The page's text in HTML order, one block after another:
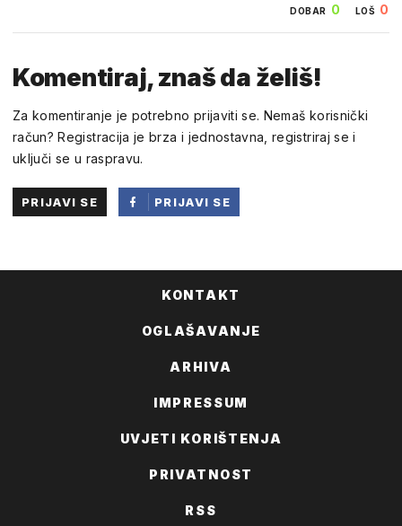
DOBAR 0 LOŠ 0
Komentiraj, znaš da želiš!
Za komentiranje je potrebno prijaviti se. Nemaš korisnički
račun? Registracija je brza i jednostavna, registriraj se i
uključi se u raspravu.
PRIJAVI SE
PRIJAVI SE
KONTAKT
OGLAŠAVANJE
ARHIVA
IMPRESSUM
UVJETI KORIŠTENJA
PRIVATNOST
RSS